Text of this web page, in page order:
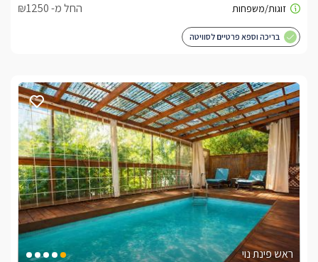
החל מ- ₪1250
בריכה וספא פרטיים לסוויטה
ראש פינת נוי